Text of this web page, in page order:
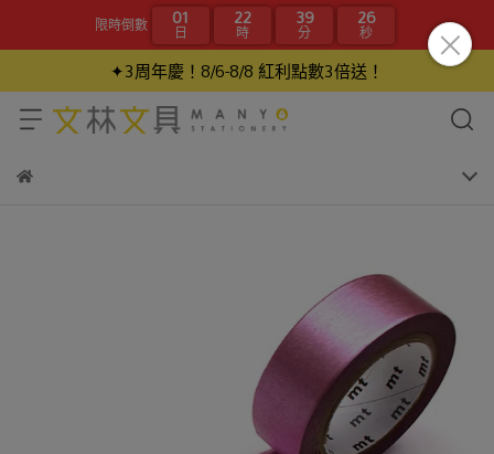
限時倒數 01
日 22
時 39
分 26
秒
✦3周年慶！8/6-8/8 紅利點數3倍送！